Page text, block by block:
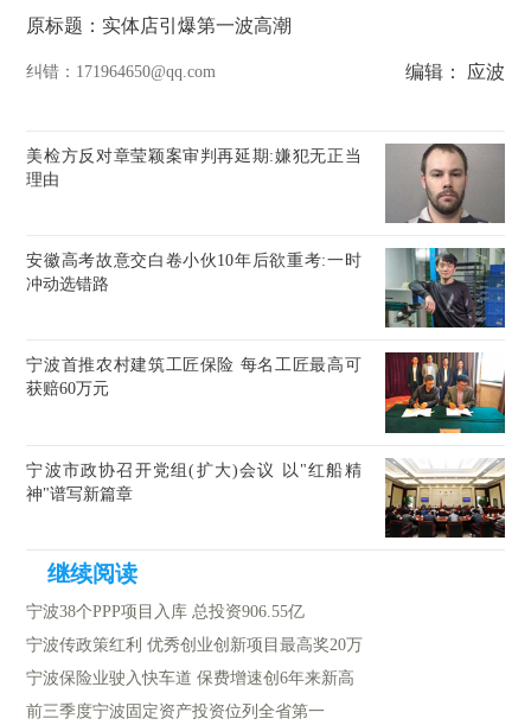
原标题：实体店引爆第一波高潮
纠错 ：171964650@qq.com 编辑： 应波
美检方反对章莹颖案审判再延期:嫌犯无正当
理由
安徽高考故意交白卷小伙10年后欲重考:一时
冲动选错路
宁波首推农村建筑工匠保险 每名工匠最高可
获赔60万元
宁波市政协召开党组(扩大)会议 以"红船精
神"谱写新篇章
宁波38个PPP项目入库 总投资906.55亿
宁波传政策红利 优秀创业创新项目最高奖20万
宁波保险业驶入快车道 保费增速创6年来新高
前三季度宁波固定资产投资位列全省第一